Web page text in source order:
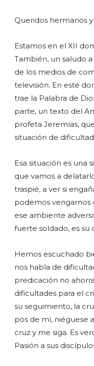
Queridos hermanos
Estamos en el XII
También, un saludo
de los medios de
televisión. En este
trae la Palabra de
parte, un texto del
profeta Jeremías,
situación de
Esa situación es una
que vamos a
traspié, a ver si
podemos vengarnos
ese ambiente
fuerte soldado, es su
Hemos escuchado
nos habla de
predicación no
dificultades para el
su seguimiento, la
pos de mí, niéguese
cruz y me siga. Es
Pasión a sus